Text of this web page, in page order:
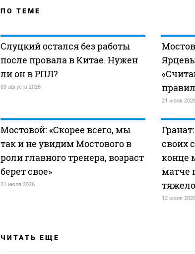
ПО ТЕМЕ
Слуцкий остался без работы
после провала в Китае. Нужен
ли он в РПЛ?
03 августа 2026
21 июля
Мостовой: «Скорее всего, мы
так и не увидим Мостового в
роли главного тренера, возраст
берет свое»
21 июля 2026
своих
конце
матче
12 июля
ЧИТАТЬ ЕЩЕ